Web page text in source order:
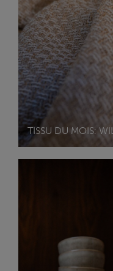
TISSU DU MOIS: